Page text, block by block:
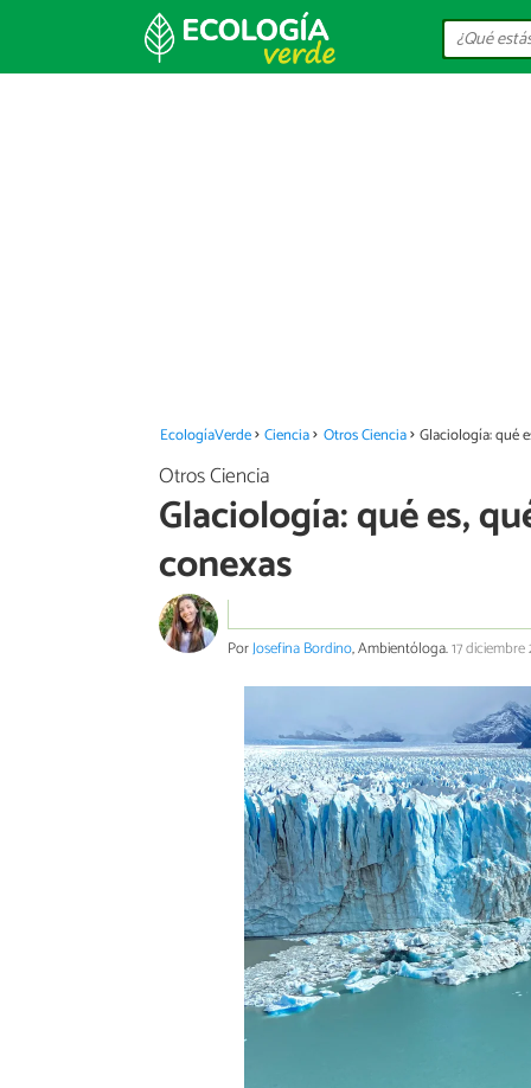
EcologíaVerde Ciencia Otros Ciencia Glaciología: qué
Otros Ciencia
Glaciología: qué es,
conexas
PorJosefina Bordino, Ambientóloga.17